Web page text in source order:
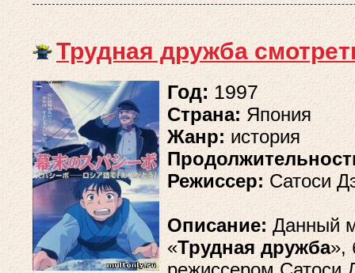
Трудная дружба
Год: 1997
Страна: Япония
Жанр: история
Режиссер: Сатоси
Описание:Данный
«Трудная дружба»,